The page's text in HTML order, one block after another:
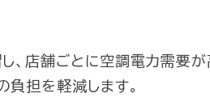
、店舗ごとに空調電力需要
負担を軽減します。